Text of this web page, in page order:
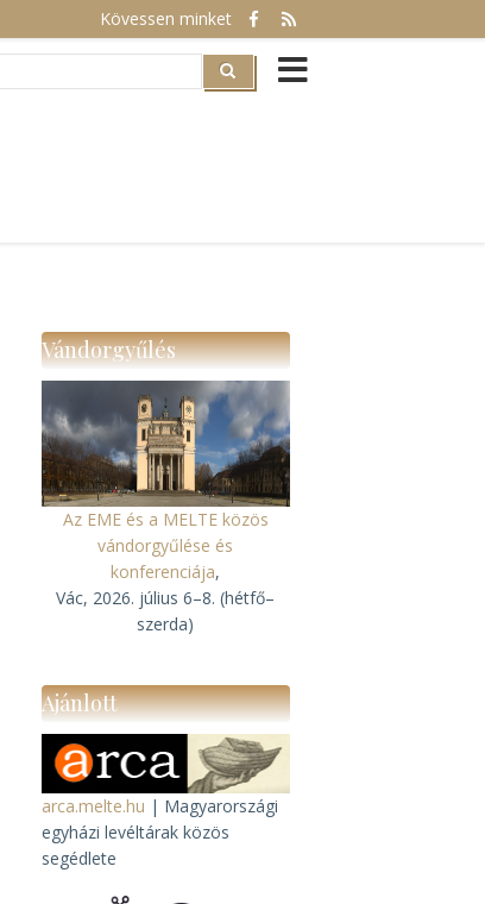
Kövessen minket
Vándorgyűlés
Az EME és a MELTE közös
vándorgyűlése és
konferenciája,
Vác, 2026. július 6–8. (hétfő–
szerda)
Ajánlott
arca.melte.hu | Magyarországi
egyházi levéltárak közös
segédlete